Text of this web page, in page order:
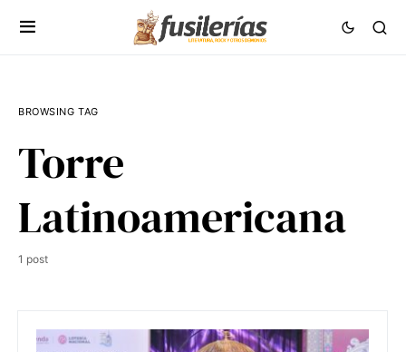
BROWSING TAG
Torre
Latinoamericana
1 post